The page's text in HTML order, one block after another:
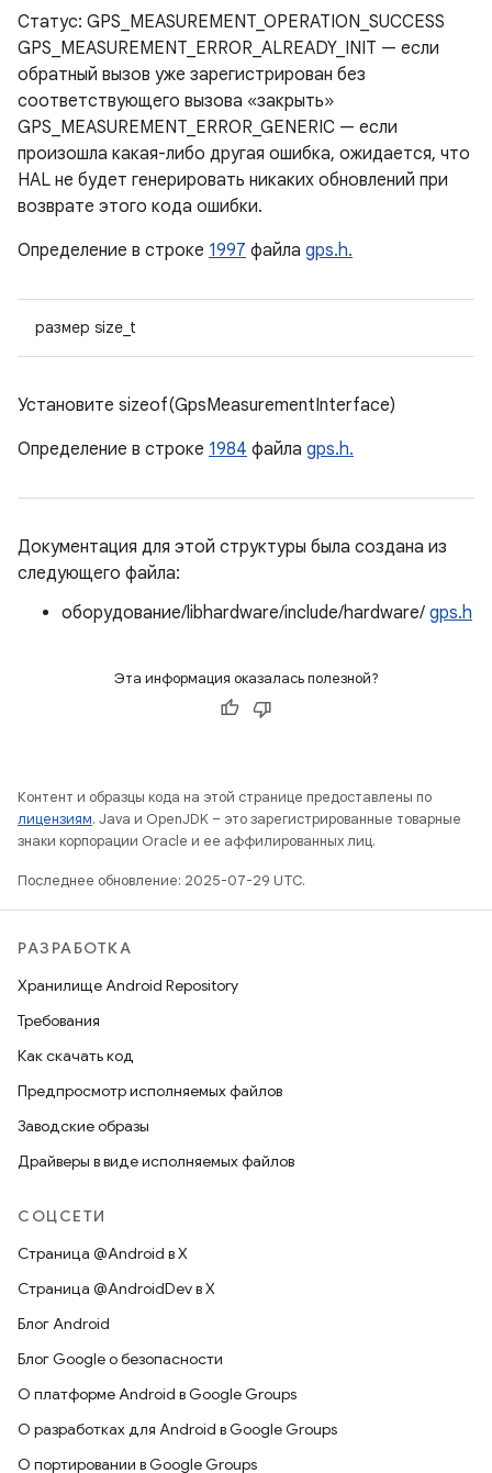
Статус: GPS_MEASUREMENT_OPERATION_SUCCESS
GPS_MEASUREMENT_ERROR_ALREADY_INIT — если
обратный вызов уже зарегистрирован без
соответствующего вызова «закрыть»
GPS_MEASUREMENT_ERROR_GENERIC — если
произошла какая-либо другая ошибка, ожидается, что
HAL не будет генерировать никаких обновлений при
возврате этого кода ошибки.
Определение в строке 1997 файла gps.h.
размер size_t
Установите sizeof(GpsMeasurementInterface)
Определение в строке 1984 файла gps.h.
Документация для этой структуры была создана из
следующего файла:
оборудование/libhardware/include/hardware/ gps.h
Эта информация оказалась полезной?
Контент и образцы кода на этой странице предоставлены по
лицензиям. Java и OpenJDK – это зарегистрированные товарные
знаки корпорации Oracle и ее аффилированных лиц.
Последнее обновление: 2025-07-29 UTC.
РАЗРАБОТКА
Хранилище Android Repository
Требования
Как скачать код
Предпросмотр исполняемых файлов
Заводские образы
Драйверы в виде исполняемых файлов
СОЦСЕТИ
Страница @Android в X
Страница @AndroidDev в X
Блог Android
Блог Google о безопасности
О платформе Android в Google Groups
О разработках для Android в Google Groups
О портировании в Google Groups